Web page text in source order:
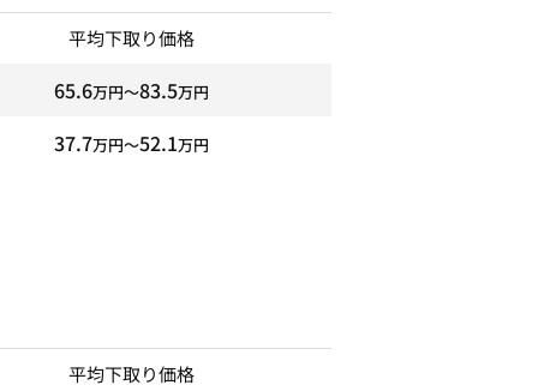
平均下取り価格
65.6万円〜83.5万円
37.7万円〜52.1万円
平均下取り価格